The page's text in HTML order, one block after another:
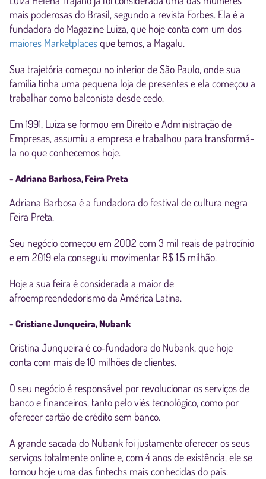
mais poderosas do Brasil, segundo a revista Forbes. Ela é a
fundadora do Magazine Luiza, que hoje conta com um dos
maiores Marketplacesque temos, a Magalu.
Sua trajetória começou no interior de São Paulo, onde sua
família tinha uma pequena loja de presentes e ela começou a
trabalhar como balconista desde cedo.
Em 1991, Luiza se formou em Direito e Administração de
Empresas, assumiu a empresa e trabalhou para transformá-
la no que conhecemos hoje.
- Adriana Barbosa, Feira Preta
Adriana Barbosa é a fundadora do festival de cultura negra
Feira Preta.
Seu negócio começou em 2002 com 3 mil reais de patrocínio
e em 2019 ela conseguiu movimentar R$ 1,5 milhão.
Hoje a sua feira é considerada a maior de
afroempreendedorismo da América Latina.
- Cristiane Junqueira, Nubank
Cristina Junqueira é co-fundadora do Nubank, que hoje
conta com mais de 10 milhões de clientes.
O seu negócio é responsável por revolucionar os serviços de
banco e financeiros, tanto pelo viés tecnológico, como por
oferecer cartão de crédito sem banco.
A grande sacada do Nubank foi justamente oferecer os seus
serviços totalmente online e, com 4 anos de existência, ele se
tornou hoje uma das fintechs mais conhecidas do país.